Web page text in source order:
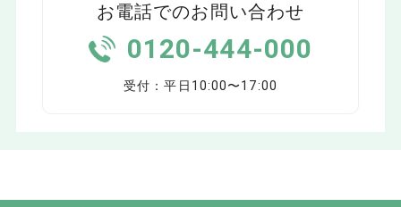
お電話でのお問い合わせ
0120-444-000
受付：平日10:00〜17:00